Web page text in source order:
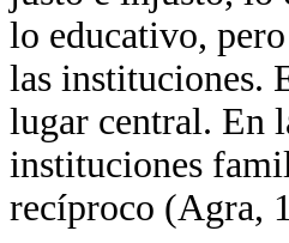
lo educativo,
las instituciones.
lugar central. En
instituciones
recíproco (Agra,